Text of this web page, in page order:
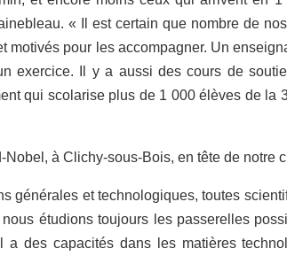
« Il est certain que nombre de
motivés pour les accompagner. Un
exercice. Il y a aussi des cours de
qui scolarise plus de 1 000 élèves de la
Nobel, à Clichy-sous-Bois, en tête de notre
générales et technologiques, toutes
étudions toujours les passerelles
a des capacités dans les matières